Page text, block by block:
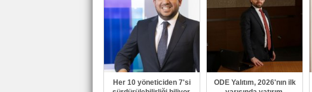
Her 10 yöneticiden 7'si
ODE Yalıtım, 2026'nın ilk